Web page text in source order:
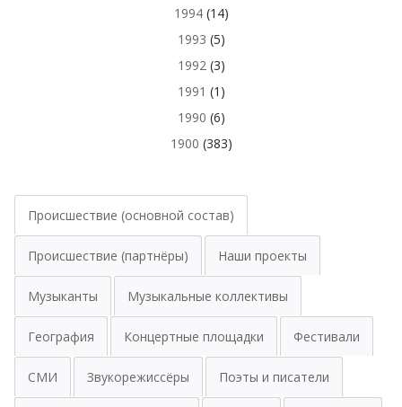
1994(14)
1993 (5)
1992(3)
1991 (1)
1990 (6)
1900 (383)
Происшествие (основной состав)
Происшествие (партнёры) Наши проекты
Музыканты Музыкальные коллективы
География Концертные площадки Фестивали
СМИ Звукорежиссёры Поэты и писатели